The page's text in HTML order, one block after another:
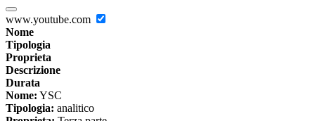
www.youtube.com
Nome
Tipologia
Proprieta
Descrizione
Durata
Nome: YSC
Tipologia: analitico